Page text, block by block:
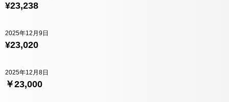
¥23,238
¥23,020
2025年12月9日
￥23,000
2025年12月8日